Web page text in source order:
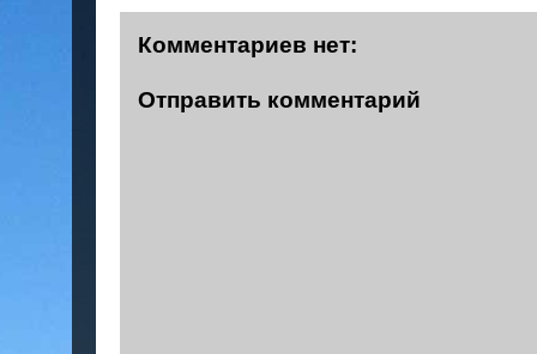
Комментариев нет:
Отправить комментарий